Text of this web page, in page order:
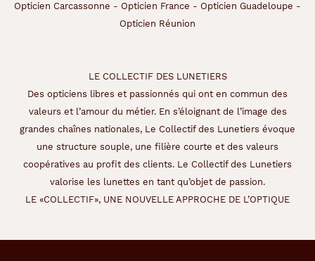
Opticien Carcassonne - Opticien France - Opticien Guadeloupe -
Opticien Réunion
LE COLLECTIF DES LUNETIERS
Des opticiens libres et passionnés qui ont en commun des
valeurs et l’amour du métier. En s’éloignant de l’image des
grandes chaînes nationales, Le Collectif des Lunetiers évoque
une structure souple, une filière courte et des valeurs
coopératives au profit des clients. Le Collectif des Lunetiers
valorise les lunettes en tant qu’objet de passion.
LE «COLLECTIF», UNE NOUVELLE APPROCHE DE L’OPTIQUE